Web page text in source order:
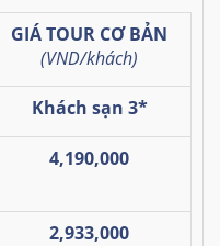
GIÁ TOUR CƠ BẢN
(VND/khách)
Khách sạn 3*
4,190,000
2,933,000